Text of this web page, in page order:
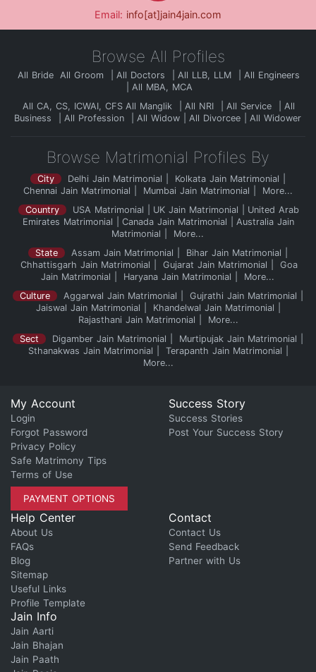
Email: info[at]jain4jain.com
Browse All Profiles
All Bride All Groom All Doctors All LLB, LLM
All Engineers
All MBA, MCA
All CA, CS, ICWAI, CFS All Manglik All NRI All Service
All
Business
All Profession All Widow All Divorcee All Widower
Browse Matrimonial Profiles By
City Delhi Jain Matrimonial
Kolkata Jain Matrimonial
Chennai Jain Matrimonial
Mumbai Jain Matrimonial
More...
Country
USA Matrimonial UK Jain Matrimonial
United Arab
Emirates Matrimonial
Canada Jain Matrimonial
Australia Jain
Matrimonial
More...
State
Assam Jain Matrimonial
Bihar Jain Matrimonial
Chhattisgarh Jain Matrimonial
Gujarat Jain Matrimonial
Goa
Jain Matrimonial
Haryana Jain Matrimonial
More...
Culture
Aggarwal Jain Matrimonial
Gujrathi Jain Matrimonial
Jaiswal Jain Matrimonial
Khandelwal Jain Matrimonial
Rajasthani Jain Matrimonial
More...
Sect
Digamber Jain Matrimonial
Murtipujak Jain Matrimonial
Sthanakwas Jain Matrimonial
Terapanth Jain Matrimonial
More...
My Account
Login
Forgot Password
Privacy Policy
Safe Matrimony Tips
Terms of Use
PAYMENT OPTIONS
Success Story
Success Stories
Post Your Success Story
Help Center
About Us
FAQs
Blog
Sitemap
Useful Links
Profile Template
Contact
Contact Us
Send Feedback
Partner with Us
Jain Info
Jain Aarti
Jain Bhajan
Jain Paath